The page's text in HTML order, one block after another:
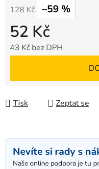
128 Kč –59 %
52 Kč
43 Kč bez DPH
Tisk Zeptat se
Nevíte si rady s
Naše online podpora je tu